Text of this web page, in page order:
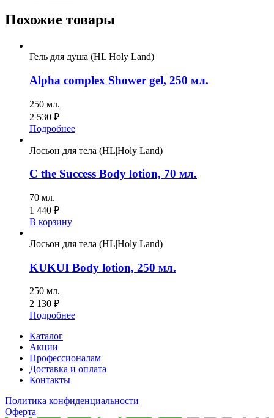
Похожие товары
Гель для душа (HL|Holy Land)
Alpha complex Shower gel, 250 мл.
250 мл.
2 530 ₽
Подробнее
Лосьон для тела (HL|Holy Land)
C the Success Body lotion, 70 мл.
70 мл.
1 440 ₽
В корзину
Лосьон для тела (HL|Holy Land)
KUKUI Body lotion, 250 мл.
250 мл.
2 130 ₽
Подробнее
Каталог
Акции
Профессионалам
Доставка и оплата
Контакты
Политика конфиденциальности
Оферта